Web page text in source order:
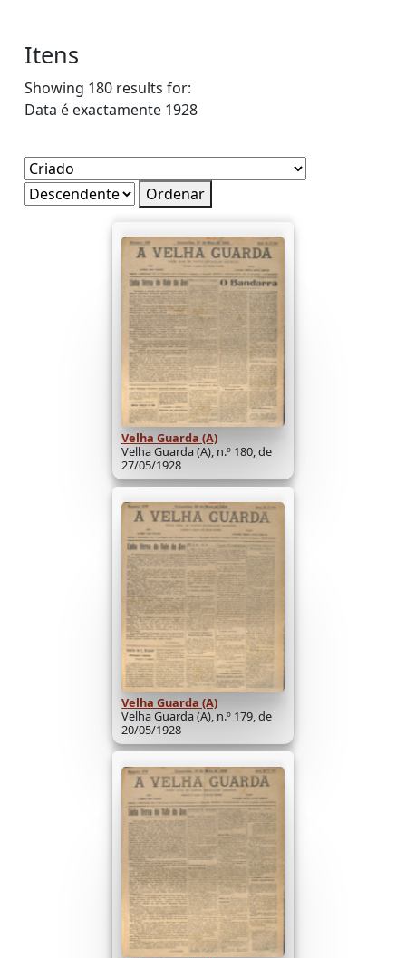
Itens
Showing 180 results for:
Data é exactamente 1928
Ordenar
Velha Guarda (A)
Velha Guarda (A), n.º 180, de
27/05/1928
Velha Guarda (A)
Velha Guarda (A), n.º 179, de
20/05/1928